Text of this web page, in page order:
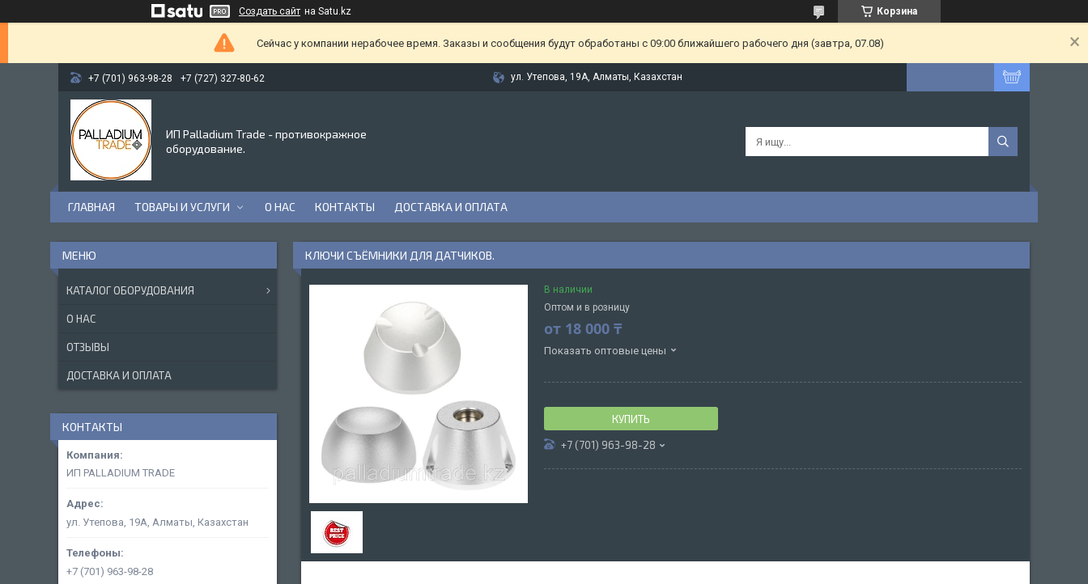
Создать сайт на Satu.kz Корзина
Сейчас у компании нерабочее время. Заказы и сообщения будут обработаны с 09:00 ближайшего рабочего дня (завтра, 07.08)
+7 (701) 963-98-28 +7 (727) 327-80-62 ул. Утепова, 19А, Алматы, Казахстан
ИП Palladium Trade - противокражное
оборудование.
ГЛАВНАЯ ТОВАРЫ И УСЛУГИ О НАС КОНТАКТЫ ДОСТАВКА И ОПЛАТА
КЛЮЧИ СЪЁМНИКИ ДЛЯ ДАТЧИКОВ.
В наличии
Оптом и в розницу
от 18 000 ₸
Показать оптовые цены
КУПИТЬ
+7 (701) 963-98-28
КАТАЛОГ ОБОРУДОВАНИЯ
О НАС
ОТЗЫВЫ
ДОСТАВКА И ОПЛАТА
КОНТАКТЫ
ИП PALLADIUM TRADE
ул. Утепова, 19А, Алматы, Казахстан
+7 (701) 963-98-28